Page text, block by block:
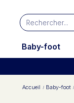
Baby-foot
Accueil Baby-foot